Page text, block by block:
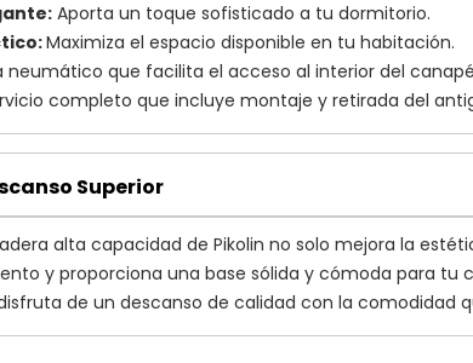
Aporta un toque sofisticado a tu dormitorio.
Maximiza el espacio disponible en tu habitación.
neumático que facilita el acceso al interior del
completo que incluye montaje y retirada del
Superior
alta capacidad de Pikolin no solo mejora la
y proporciona una base sólida y cómoda para tu
de un descanso de calidad con la comodidad